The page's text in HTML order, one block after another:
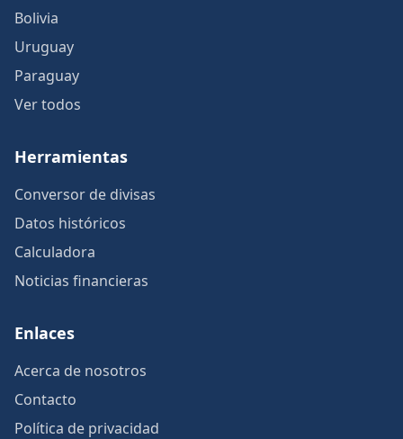
Bolivia
Uruguay
Paraguay
Ver todos
Herramientas
Conversor de divisas
Datos históricos
Calculadora
Noticias financieras
Enlaces
Acerca de nosotros
Contacto
Política de privacidad